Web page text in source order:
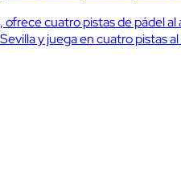
cuatro pistas de pádel
y juega en cuatro pistas